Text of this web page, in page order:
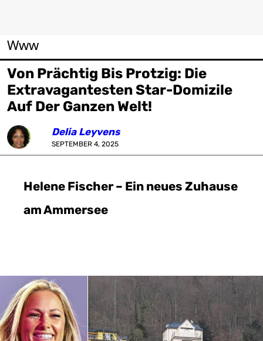
Www
Von Prächtig Bis Protzig: Die
Extravagantesten Star-Domizile
Auf Der Ganzen Welt!
Delia Leyvens
SEPTEMBER 4, 2025
Helene Fischer – Ein neues Zuhause
am Ammersee